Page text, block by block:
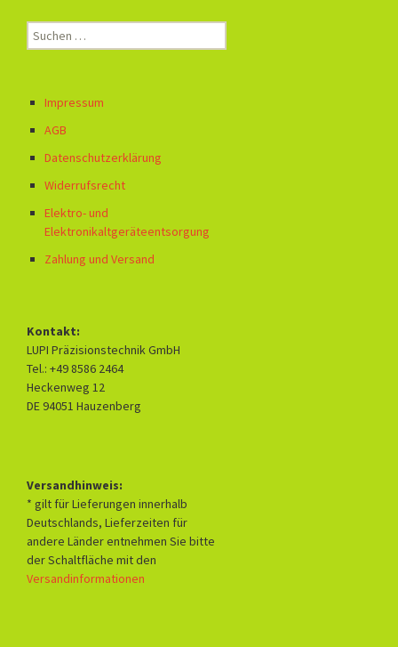
Suchen
nach:
Impressum
AGB
Datenschutzerklärung
Widerrufsrecht
Elektro- und
Elektronikaltgeräteentsorgung
Zahlung und Versand
Kontakt:
LUPI Präzisionstechnik GmbH
Tel.: +49 8586 2464
Heckenweg 12
DE 94051 Hauzenberg
Versandhinweis:
* gilt für Lieferungen innerhalb
Deutschlands, Lieferzeiten für
andere Länder entnehmen Sie bitte
der Schaltfläche mit den
Versandinformationen